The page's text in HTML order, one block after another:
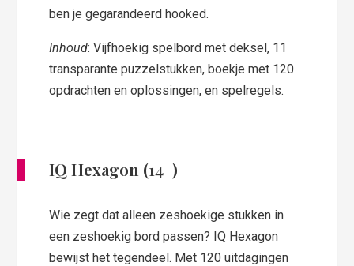
ben je gegarandeerd hooked.
Inhoud: Vijfhoekig spelbord met deksel, 11
transparante puzzelstukken, boekje met 120
opdrachten en oplossingen, en spelregels.
IQ Hexagon (14+)
Wie zegt dat alleen zeshoekige stukken in
een zeshoekig bord passen? IQ Hexagon
bewijst het tegendeel. Met 120 uitdagingen